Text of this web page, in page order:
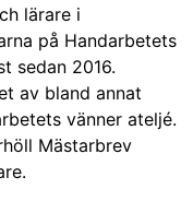
lärare i
på Handarbetets
sedan 2016.
av bland annat
vänner ateljé.
Mästarbrev